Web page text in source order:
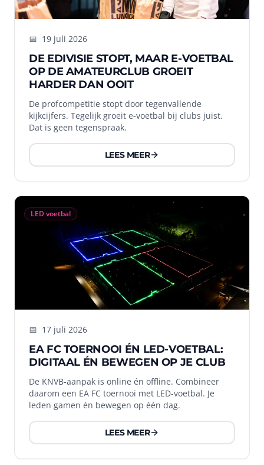
📅 19 juli 2026
DE EDIVISIE STOPT, MAAR E-VOETBAL
OP DE AMATEURCLUB GROEIT
HARDER DAN OOIT
De profcompetitie stopt door tegenvallende
kijkcijfers. Tegelijk groeit e-voetbal bij clubs juist.
Dat is geen tegenspraak.
LEES MEER
LED voetbal
📅 17 juli 2026
EA FC TOERNOOI ÉN LED-VOETBAL:
DIGITAAL ÉN BEWEGEN OP JE CLUB
De KNVB-aanpak is online én offline. Combineer
daarom een EA FC toernooi met LED-voetbal. Je
leden gamen én bewegen op één dag.
LEES MEER